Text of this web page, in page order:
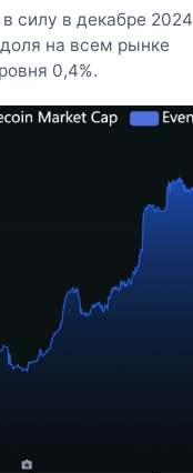
силу в декабре 2024
на всем рынке
0,4%.